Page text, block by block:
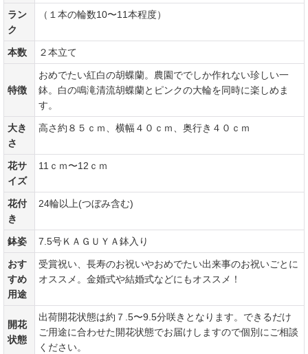
ラン
ク
（１本の輪数10〜11本程度）
本数 ２本立て
特徴
おめでたい紅白の胡蝶蘭。農園ででしか作れない珍しい一
鉢。白の鳴滝清流胡蝶蘭とピンクの大輪を同時に楽しめま
す。
大き
さ
高さ約８５ｃｍ、横幅４０ｃｍ、奥行き４０ｃｍ
花サ
イズ
11ｃｍ〜12ｃｍ
花付
き
24輪以上(つぼみ含む)
鉢姿 7.5号ＫＡＧＵＹＡ鉢入り
おす
すめ
用途
受賞祝い、長寿のお祝いやおめでたい出来事のお祝いごとに
オススメ。金婚式や結婚式などにもオススメ！
開花
状態
出荷開花状態は約７.5〜9.5分咲きとなります。できるだけ
ご用途に合わせた開花状態でお届けしますので個別にご相談
ください。